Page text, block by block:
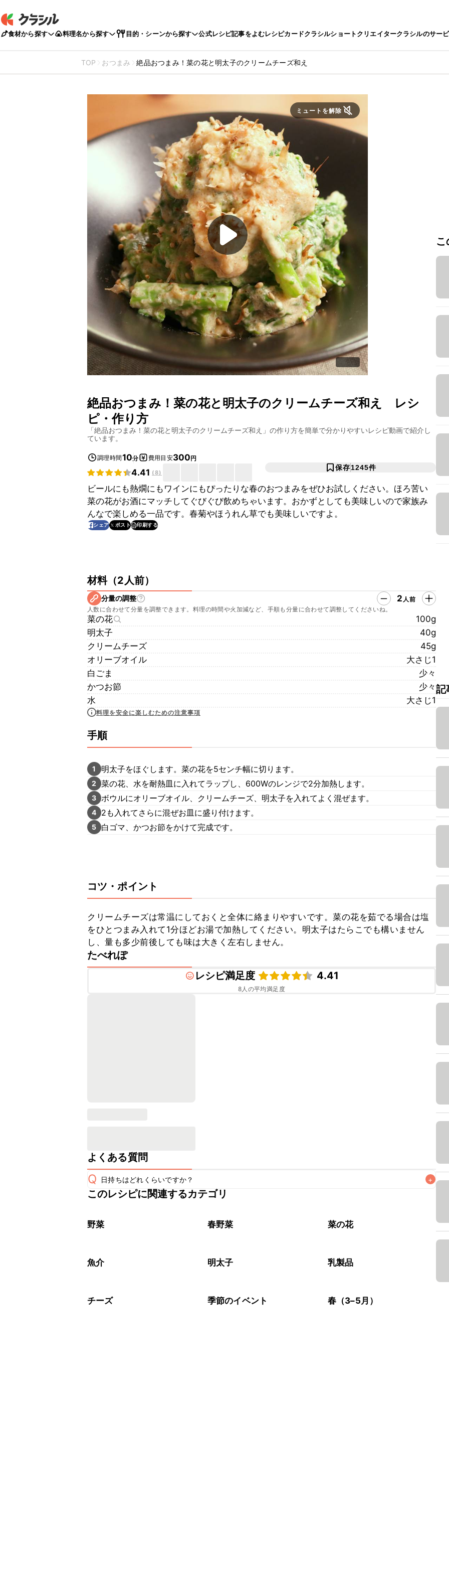
食材から探す 料理名から探す 目的・シーンから探す 公式レシピ記事をよむレシピカードクラシルショートクリエイタークラシルのサー
TOP おつまみ 絶品おつまみ！菜の花と明太子のクリームチーズ和え
ミュートを解除
絶品おつまみ！菜の花と明太子のクリームチーズ和え
レシ
ピ・作り方
「絶品おつまみ！菜の花と明太子のクリームチーズ和え 」の作り方を簡単で分かりやすいレシピ動画で紹介し
ています。
調理時間10分 費用目安300円
4.41 (8)
保存1245件
ビールにも熱燗にもワインにもぴったりな春のおつまみをぜひお試しください。ほろ苦い
菜の花がお酒にマッチしてぐびぐび飲めちゃいます。おかずとしても美味しいので家族み
んなで楽しめる一品です。春菊やほうれん草でも美味しいですよ。
シェア ポスト 印刷する
材料（2人前）
分量の調整 2 人前
人数に合わせて分量を調整できます。料理の時間や火加減など、手順も分量に合わせて調整してくださいね。
菜の花
100g
明太子
40g
クリームチーズ
45g
オリーブオイル
大さじ1
白ごま
少々
かつお節
少々
水
大さじ1
料理を安全に楽しむための注意事項
手順
1 明太子をほぐします。菜の花を5センチ幅に切ります。
2 菜の花、水を耐熱皿に入れてラップし、600Wのレンジで2分加熱します。
3 ボウルにオリーブオイル、クリームチーズ、明太子を入れてよく混ぜます。
4 2も入れてさらに混ぜお皿に盛り付けます。
5 白ゴマ、かつお節をかけて完成です。
コツ・ポイント
クリームチーズは常温にしておくと全体に絡まりやすいです。菜の花を茹でる場合は塩
をひとつまみ入れて1分ほどお湯で加熱してください。明太子はたらこでも構いません
し、量も多少前後しても味は大きく左右しません。
たべれぽ
レシピ満足度
4.41
8人の平均満足度
よくある質問
Q 日持ちはどれくらいですか？ +
保存期間は冷蔵で当日中が目安です。なるべくお早めにお召し上がりください。
※日持ちは目安です。
このレシピに関連するカテゴリ
野菜 春野菜 菜の花
魚介 明太子 乳製品
チーズ 季節のイベント 春（3–5月）
記